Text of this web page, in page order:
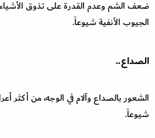
ضعف الشم وعدم القدرة على تذوق
الجيوب الأنفية شيوعاً.
الصداع..
الشعور بالصداع وآلام في الوجه، من أكثر
شيوعاً.